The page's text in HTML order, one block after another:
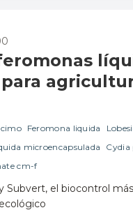
Feromona liquida
microencapsulada
Cydia
cm-f
Subvert, el biocontrol